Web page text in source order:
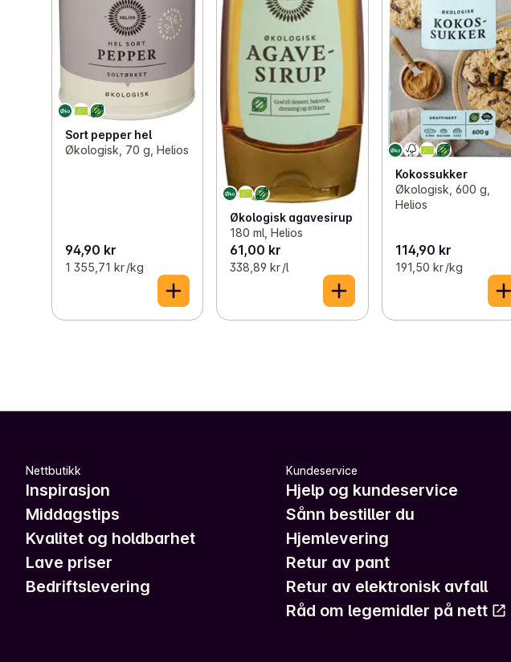
Sort pepper hel
Økologisk, 70 g, Helios
94,90 kr
1 355,71 kr /kg
Økologisk agavesirup
180 ml, Helios
61,00 kr
338,89 kr /l
Kokossukker
Økologisk, 600 g,
Helios
114,90 kr
191,50 kr /kg
Nettbutikk
Inspirasjon
Middagstips
Kvalitet og holdbarhet
Lave priser
Bedriftslevering
Kundeservice
Hjelp og kundeservice
Sånn bestiller du
Hjemlevering
Retur av pant
Retur av elektronisk avfall
Råd om legemidler på nett